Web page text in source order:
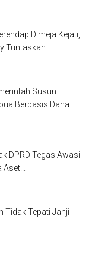
Dimeja Kejati,
Tuntaskan...
Susun
Berbasis Dana
DPRD Tegas Awasi
Tidak Tepati Janji